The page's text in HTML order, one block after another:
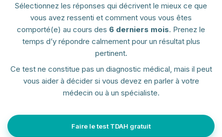
Sélectionnez les réponses qui décrivent le mieux ce que
vous avez ressenti et comment vous vous êtes
comporté(e) au cours des 6 derniers mois. Prenez le
temps d’y répondre calmement pour un résultat plus
pertinent.
Ce test ne constitue pas un diagnostic médical, mais il peut
vous aider à décider si vous devez en parler à votre
médecin ou à un spécialiste.
Faire le test TDAH gratuit